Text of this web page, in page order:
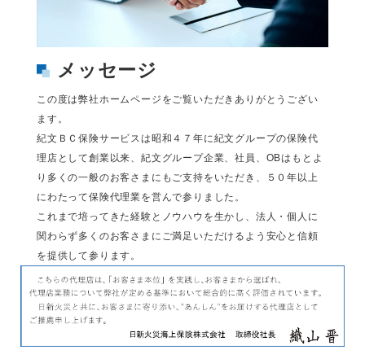
メッセージ
この度は弊社ホームページをご覧いただきありがとうござい
ます。
紀文ＢＣ保険サービスは昭和４７年に紀文グループの保険代
理店として創業以来、紀文グループ企業、社員、OBはもとよ
り多くの一般のお客さまにもご支持をいただき、５０年以上
にわたって保険代理業を営んで参りました。
これまで培ってきた経験とノウハウを生かし、法人・個人に
関わらず多くのお客さまにご満足いただけるよう安心と信頼
を提供して参ります。